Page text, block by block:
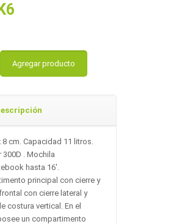
Agregar producto
8 cm. Capacidad 11 litros.
300D . Mochila
hasta 16'.
principal con cierre y
con cierre lateral y
costura vertical. En el
un compartimento